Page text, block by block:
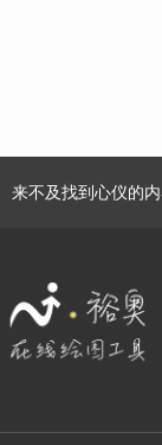
来不及找到心仪的